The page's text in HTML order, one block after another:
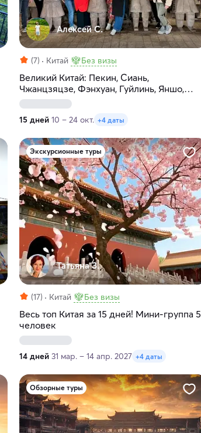
Алексей С.
(7) Китай Без визы
Великий Китай: Пекин, Сиань,
Чжанцзяцзе, Фэнхуан, Гуйлинь, Яншо,
Хайнань
15 дней 10 – 24 окт. +4 даты
Экскурсионные туры
Татьяна З.
(17) Китай Без визы
Весь топ Китая за 15 дней! Мини-группа 5
человек
14 дней 31 мар. – 14 апр. 2027 +4 даты
Обзорные туры